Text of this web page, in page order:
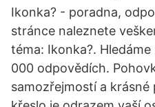
Ikonka? - poradna,
stránce naleznete
téma: Ikonka?.
000 odpovědích.
samozřejmostí a